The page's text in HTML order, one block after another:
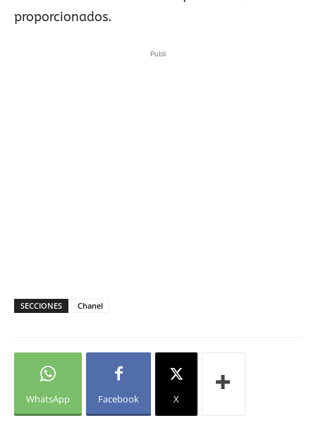
proporcionados.
Publi
SECCIONES Chanel
WhatsApp Facebook X